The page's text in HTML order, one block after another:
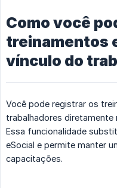
Como você
treinamentos
vínculo do
Você pode registrar os
trabalhadores diretamente
Essa funcionalidade
eSocial e permite manter
capacitações.